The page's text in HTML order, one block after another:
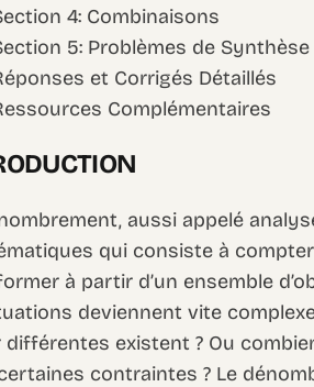
4: Combinaisons
5: Problèmes de Synthèse
et Corrigés Détaillés
Complémentaires
aussi appelé
qui consiste à
à partir d’un ensemble
deviennent vite
différentes existent ? Ou
contraintes ? Le